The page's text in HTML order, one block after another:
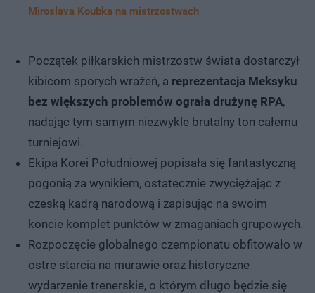
Miroslava Koubka na mistrzostwach
Początek piłkarskich mistrzostw świata dostarczył
kibicom sporych wrażeń, a reprezentacja Meksyku
bez większych problemów ograła drużynę RPA,
nadając tym samym niezwykle brutalny ton całemu
turniejowi.
Ekipa Korei Południowej popisała się fantastyczną
pogonią za wynikiem, ostatecznie zwyciężając z
czeską kadrą narodową i zapisując na swoim
koncie komplet punktów w zmaganiach grupowych.
Rozpoczęcie globalnego czempionatu obfitowało w
ostre starcia na murawie oraz historyczne
wydarzenie trenerskie, o którym długo będzie się